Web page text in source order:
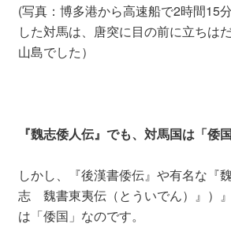
(写真：博多港から高速船で2時間15
した対馬は、唐突に目の前に立ちは
山島でした）
『魏志倭人伝』でも、対馬国は「倭
しかし、『後漢書倭伝』や有名な『
志 魏書東夷伝（とういでん）』）
は「倭国」なのです。